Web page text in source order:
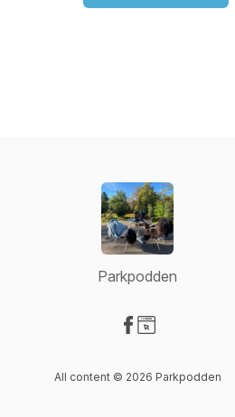
Parkpodden
All content © 2026 Parkpodden